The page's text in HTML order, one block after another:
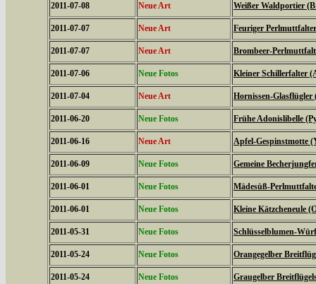
2011-07-08 Neue Art Weißer Waldportier
2011-07-07 Neue Art Feuriger
2011-07-07 Neue Art Brombeer-
2011-07-06 Neue Fotos Kleiner Schillerfalter
2011-07-04 Neue Art Hornissen-Glasflügler
2011-06-20 Neue Fotos Frühe Adonislibelle
2011-06-16 Neue Art Apfel-Gespinstmotte
2011-06-09 Neue Fotos Gemeine
2011-06-01 Neue Fotos Mädesüß-
2011-06-01 Neue Fotos Kleine Kätzcheneule
2011-05-31 Neue Fotos Schlüsselblumen-
2011-05-24 Neue Fotos Orangegelber
2011-05-24 Neue Fotos Graugelber